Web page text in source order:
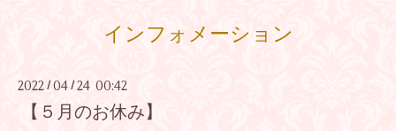
インフォメーション
2022 / 04 / 24 00:42
【５月のお休み】